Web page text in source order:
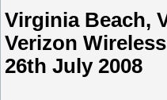
Virginia Beach,
Verizon
26th July 2008